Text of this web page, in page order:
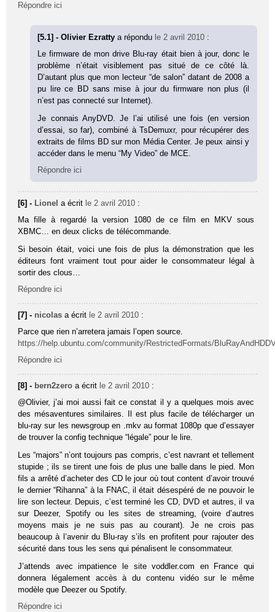
Répondre ici
[5.1] - Olivier Ezrattya répondu le 2 avril 2010 :
Le firmware de mon drive Blu-ray était bien à jour, donc le
problème n’était visiblement pas situé de ce côté là.
D’autant plus que mon lecteur “de salon” datant de 2008 a
pu lire ce BD sans mise à jour du firmware non plus (il
n’est pas connecté sur Internet).
Je connais AnyDVD. Je l’ai utilisé une fois (en version
d’essai, so far), combiné à TsDemuxr, pour récupérer des
extraits de films BD sur mon Média Center. Je peux ainsi y
accéder dans le menu “My Video” de MCE.
Répondre ici
[6] - Lionel a écrit le 2 avril 2010 :
Ma fille à regardé la version 1080 de ce film en MKV sous
XBMC… en deux clicks de télécommande.
Si besoin était, voici une fois de plus la démonstration que les
éditeurs font vraiment tout pour aider le consommateur légal à
sortir des clous…
Répondre ici
[7] - nicolas a écrit le 2 avril 2010 :
Parce que rien n’arretera jamais l’open source.
https://help.ubuntu.com/community/RestrictedFormats/
Répondre ici
[8] - bern2zero a écrit le 2 avril 2010 :
@Olivier, j’ai moi aussi fait ce constat il y a quelques mois avec
des mésaventures similaires. Il est plus facile de télécharger un
blu-ray sur les newsgroup en .mkv au format 1080p que d’essayer
de trouver la config technique “légale” pour le lire.
Les “majors” n’ont toujours pas compris, c’est navrant et tellement
stupide ; ils se tirent une fois de plus une balle dans le pied. Mon
fils a arrêté d’acheter des CD le jour où tout content d’avoir trouvé
le dernier “Rihanna” à la FNAC, il était désespéré de ne pouvoir le
lire son lecteur. Depuis, c’est terminé les CD, DVD et autres, il va
sur Deezer, Spotify ou les sites de streaming, (voire d’autres
moyens mais je ne suis pas au courant). Je ne crois pas
beaucoup à l’avenir du Blu-ray s’ils en profitent pour rajouter des
sécurité dans tous les sens qui pénalisent le consommateur.
J’attends avec impatience le site voddler.com en France qui
donnera légalement accès à du contenu vidéo sur le même
modèle que Deezer ou Spotify.
Répondre ici